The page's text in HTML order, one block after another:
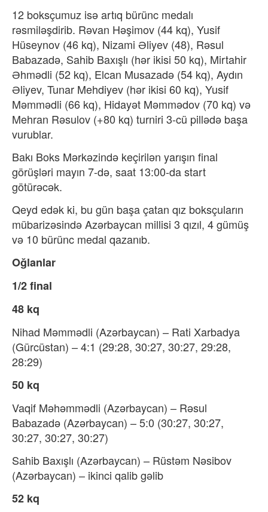
12 boksçumuz isə artıq bürünc medalı
rəsmiləşdirib. Rəvan Həşimov (44 kq), Yusif
Hüseynov (46 kq), Nizami Əliyev (48), Rəsul
Babazadə, Sahib Baxışlı (hər ikisi 50 kq), Mirtahir
Əhmədli (52 kq), Elcan Musazadə (54 kq), Aydın
Əliyev, Tunar Mehdiyev (hər ikisi 60 kq), Yusif
Məmmədli (66 kq), Hidayət Məmmədov (70 kq) və
Mehran Rəsulov (+80 kq) turniri 3-cü pillədə başa
vurublar.
Bakı Boks Mərkəzində keçirilən yarışın final
görüşləri mayın 7-də, saat 13:00-da start
götürəcək.
Qeyd edək ki, bu gün başa çatan qız boksçuların
mübarizəsində Azərbaycan millisi 3 qızıl, 4 gümüş
və 10 bürünc medal qazanıb.
Oğlanlar
1/2 final
48 kq
Nihad Məmmədli (Azərbaycan) – Rati Xarbadya
(Gürcüstan) – 4:1 (29:28, 30:27, 30:27, 29:28,
28:29)
50 kq
Vaqif Məhəmmədli (Azərbaycan) – Rəsul
Babazadə (Azərbaycan) – 5:0 (30:27, 30:27,
30:27, 30:27, 30:27)
Sahib Baxışlı (Azərbaycan) – Rüstəm Nəsibov
(Azərbaycan) – ikinci qalib gəlib
52 kq